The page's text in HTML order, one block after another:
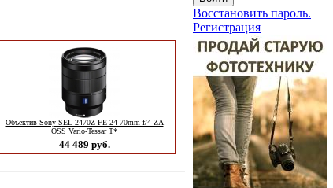
Объектив Sony SEL-2470Z FE 24-70mm f/4 ZA
OSS Vario-Tessar T*
44 489 руб.
Восстановить пароль.
Регистрация